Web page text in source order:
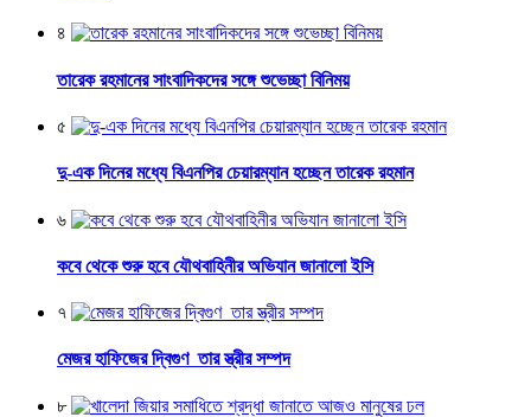
৪
তারেক রহমানের সাংবাদিকদের সঙ্গে শুভেচ্ছা বিনিময়
৫
দু-এক দিনের মধ্যে বিএনপির চেয়ারম্যান হচ্ছেন তারেক রহমান
৬
কবে থেকে শুরু হবে যৌথবাহিনীর অভিযান জানালো ইসি
৭
মেজর হাফিজের দ্বিগুণ তার স্ত্রীর সম্পদ
৮